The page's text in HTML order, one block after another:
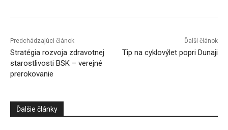
Predchádzajúci článok
Stratégia rozvoja zdravotnej
starostlivosti BSK – verejné
prerokovanie
Ďalší článok
Tip na cyklovýlet popri Dunaji
Ďalšie články